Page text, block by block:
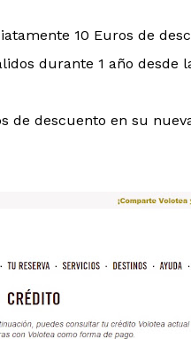
10 Euros de
durante 1 año desde
de descuento en su